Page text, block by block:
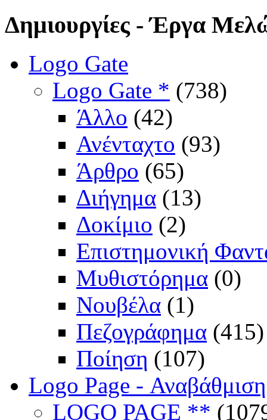
Δημιουργίες - Έργα
Logo Gate
Logo Gate * (738)
Άλλο (42)
Ανένταχτο (93)
Άρθρο (65)
Διήγημα (13)
Δοκίμιο (2)
Επιστημονική
Μυθιστόρημα (0)
Νουβέλα (1)
Πεζογράφημα (415)
Ποίηση (107)
Logo Page -
LOGO PAGE **